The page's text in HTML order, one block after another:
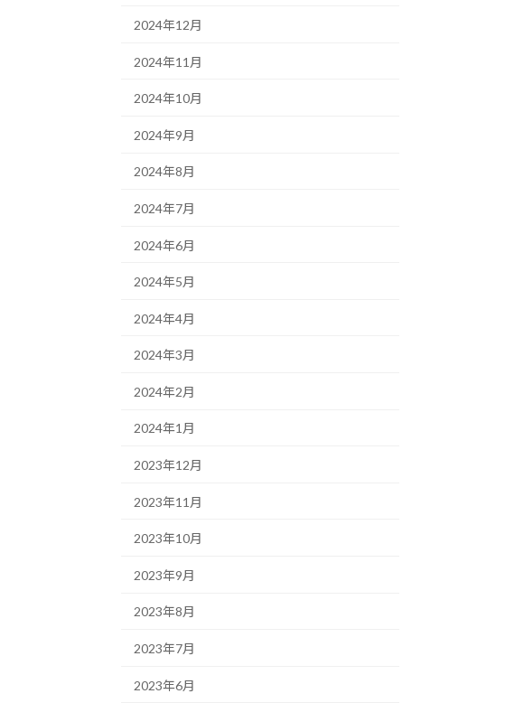
2024年12月
2024年11月
2024年10月
2024年9月
2024年8月
2024年7月
2024年6月
2024年5月
2024年4月
2024年3月
2024年2月
2024年1月
2023年12月
2023年11月
2023年10月
2023年9月
2023年8月
2023年7月
2023年6月